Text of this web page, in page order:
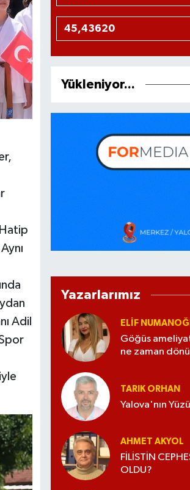
Adil
Yükleniyor...
Yazarlarımız
ELİF
Göğüs
ne zaman
TARIK ORHAN
Yalova'nın Yüzü
AHMET AKYOL
FİLİSTİN
OLDU?